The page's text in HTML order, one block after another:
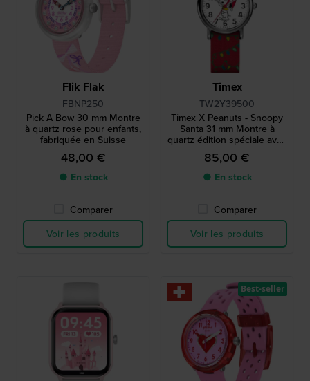
Flik Flak
FBNP250
Pick A Bow 30 mm Montre
à quartz rose pour enfants,
fabriquée en Suisse
48,00 €
● En stock
Comparer
Voir les produits
Timex
TW2Y39500
Timex X Peanuts - Snoopy
Santa 31 mm Montre à
quartz édition spéciale avec
cadran Snoopy
85,00 €
● En stock
Comparer
Voir les produits
Best-seller